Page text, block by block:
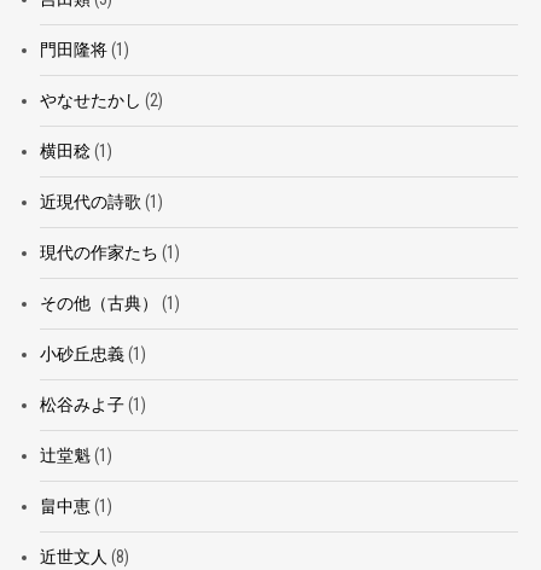
門田隆将(1)
やなせたかし (2)
横田稔(1)
近現代の詩歌 (1)
現代の作家たち (1)
その他（古典） (1)
小砂丘忠義(1)
松谷みよ子(1)
辻堂魁(1)
畠中恵(1)
近世文人 (8)